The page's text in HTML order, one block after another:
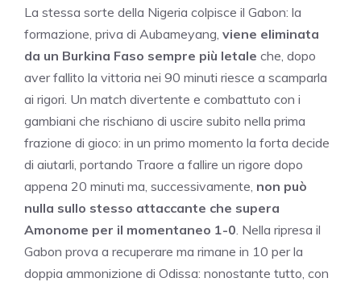
La stessa sorte della Nigeria colpisce il Gabon: la
formazione, priva di Aubameyang, viene eliminata
da un Burkina Faso sempre più letale che, dopo
aver fallito la vittoria nei 90 minuti riesce a scamparla
ai rigori. Un match divertente e combattuto con i
gambiani che rischiano di uscire subito nella prima
frazione di gioco: in un primo momento la forta decide
di aiutarli, portando Traore a fallire un rigore dopo
appena 20 minuti ma, successivamente, non può
nulla sullo stesso attaccante che supera
Amonome per il momentaneo 1-0 . Nella ripresa il
Gabon prova a recuperare ma rimane in 10 per la
doppia ammonizione di Odissa: nonostante tutto, con